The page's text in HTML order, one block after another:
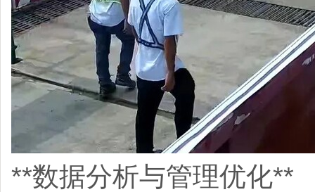
**数据分析与管理优化**